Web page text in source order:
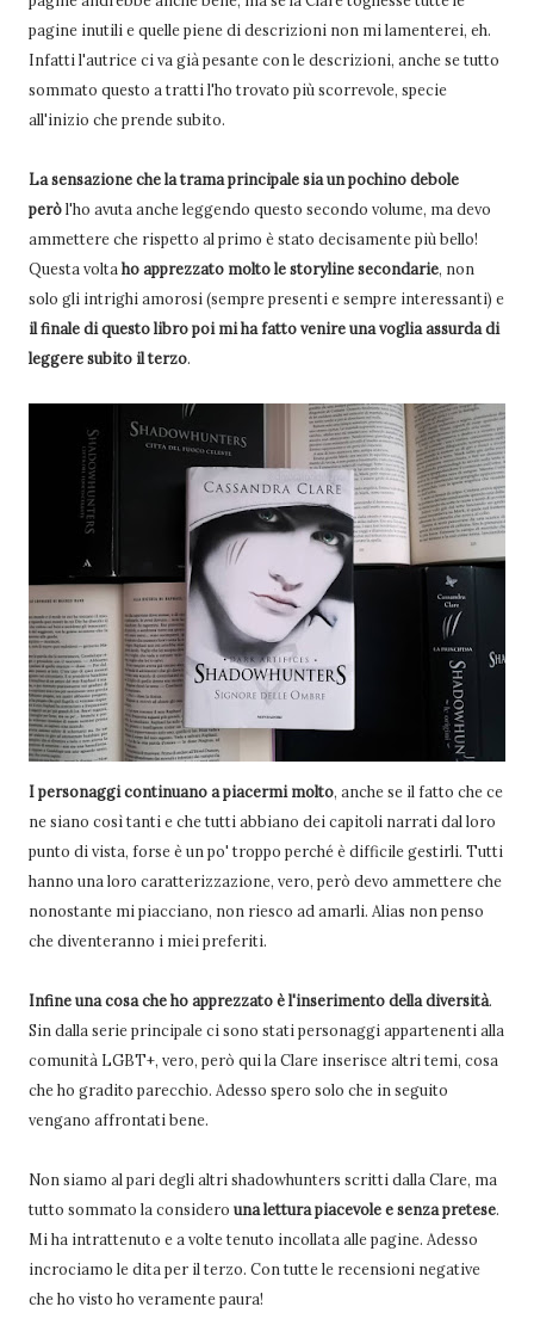
pagine inutili e quelle piene di descrizioni non mi lamenterei, eh.
Infatti l'autrice ci va già pesante con le descrizioni, anche se tutto
sommato questo a tratti l'ho trovato più scorrevole, specie
all'inizio che prende subito.
La sensazione che la trama principale sia un pochino debole
peròl'ho avuta anche leggendo questo secondo volume, ma devo
ammettere che rispetto al primo è stato decisamente più bello!
Questa voltaho apprezzato molto le storyline secondarie, non
solo gli intrighi amorosi (sempre presenti e sempre interessanti) e
il finale di questo libro poi mi ha fatto venire una voglia assurda di
leggere subito il terzo.
I personaggi continuano a piacermi molto, anche se il fatto che ce
ne siano così tanti e che tutti abbiano dei capitoli narrati dal loro
punto di vista, forse è un po' troppo perché è difficile gestirli. Tutti
hanno una loro caratterizzazione, vero, però devo ammettere che
nonostante mi piacciano, non riesco ad amarli. Alias non penso
che diventeranno i miei preferiti.
Infine una cosa che ho apprezzato è l'inserimento della diversità.
Sin dalla serie principale ci sono stati personaggi appartenenti alla
comunità LGBT+, vero, però qui la Clare inserisce altri temi, cosa
che ho gradito parecchio. Adesso spero solo che in seguito
vengano affrontati bene.
Non siamo al pari degli altri shadowhunters scritti dalla Clare, ma
tutto sommato la considero una lettura piacevole e senza pretese.
Mi ha intrattenuto e a volte tenuto incollata alle pagine. Adesso
incrociamo le dita per il terzo. Con tutte le recensioni negative
che ho visto ho veramente paura!